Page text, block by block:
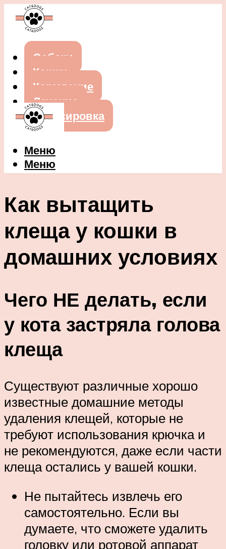
Собаки
Кошки
Кормление
Лечение
Дрессировка
Меню
Меню
Как вытащить
клеща у кошки в
домашних условиях
Чего НЕ делать, если
у кота застряла голова
клеща
Существуют различные хорошо
известные домашние методы
удаления клещей, которые не
требуют использования крючка и
не рекомендуются, даже если части
клеща остались у вашей кошки.
Не пытайтесь извлечь его
самостоятельно. Если вы
думаете, что сможете удалить
головку или ротовой аппарат